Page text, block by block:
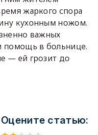
жаркого спора
кухонным ножом.
важных
помощь в больнице.
— ей грозит до
Оцените статью: